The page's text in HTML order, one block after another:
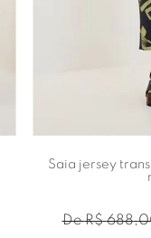
Saia jersey
DeR$ 688,